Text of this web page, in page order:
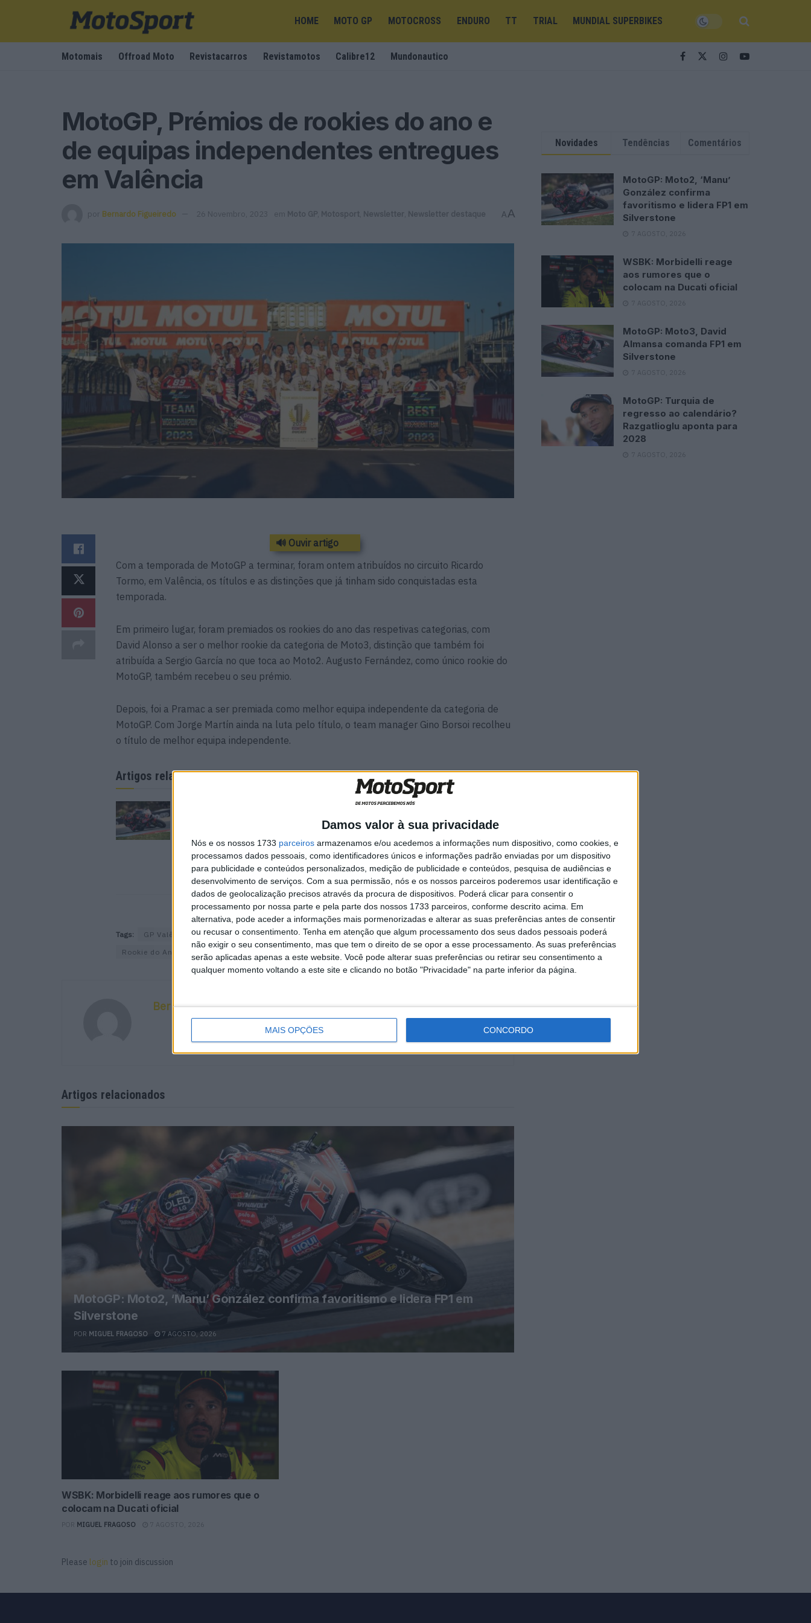
Damos valor à sua privacidade
Nós e os nossos 1733 parceiros armazenamos e/ou acedemos a informações num dispositivo, como cookies, e
processamos dados pessoais, como identificadores únicos e informações padrão enviadas por um dispositivo
para publicidade e conteúdos personalizados, medição de publicidade e conteúdos, pesquisa de audiências e
desenvolvimento de serviços. Com a sua permissão, nós e os nossos parceiros poderemos usar identificação e
dados de geolocalização precisos através da procura de dispositivos. Poderá clicar para consentir o
processamento por nossa parte e pela parte dos nossos 1733 parceiros, conforme descrito acima. Em
alternativa, pode aceder a informações mais pormenorizadas e alterar as suas preferências antes de consentir
ou recusar o consentimento. Tenha em atenção que algum processamento dos seus dados pessoais poderá
não exigir o seu consentimento, mas que tem o direito de se opor a esse processamento. As suas preferências
serão aplicadas apenas a este website. Você pode alterar suas preferências ou retirar seu consentimento a
qualquer momento voltando a este site e clicando no botão "Privacidade" na parte inferior da página.
MAIS OPÇÕES CONCORDO
HOME MOTO GP MOTOCROSS ENDURO TT TRIAL MUNDIAL SUPERBIKES
Motomais Offroad Moto Revistacarros Revistamotos Calibre12 Mundonautico
MotoGP, Prémios de rookies do ano e
de equipas independentes entregues
em Valência
por Bernardo Figueiredo 26 Novembro, 2023 em Moto GP Motosport Newsletter Newsletter destaque AA
🔊 Ouvir artigo
Com a temporada de MotoGP a terminar, foram ontem atribuídos no circuito Ricardo
Tormo, em Valência, os títulos e as distinções que já tinham sido conquistadas esta
temporada.
Em primeiro lugar, foram premiados os rookies do ano das respetivas categorias, com
David Alonso a ser o melhor rookie da categoria de Moto3, distinção que também foi
atribuída a Sergio García no que toca ao Moto2. Augusto Fernández, como único rookie do
MotoGP, também recebeu o seu prémio.
Depois, foi a Pramac a ser premiada como melhor equipa independente da categoria de
MotoGP. Com Jorge Martín ainda na luta pelo título, o team manager Gino Borsoi recolheu
o título de melhor equipa independente.
Artigos relacionados
Silverstone
7 AGOSTO, 2026
WSBK: Morbidelli reage aos
rumores que o colocam na
Ducati oficial
7 AGOSTO, 2026
Tags: GP Valência 2023 Moto2 Moto3 MotoGP MotoGP 2023
Pramac
Rookie do Ano
Bernardo Figueiredo
Artigos relacionados
MotoGP: Moto2, ‘Manu’ González confirma favoritismo e lidera FP1 em
Silverstone
POR MIGUEL FRAGOSO 7 AGOSTO, 2026
WSBK: Morbidelli reage aos rumores que o
colocam na Ducati oficial
MIGUEL FRAGOSO 7 AGOSTO, 2026
Please login to join discussion
Novidades Tendências Comentários
MotoGP: Moto2, ‘Manu’
González confirma
favoritismo e lidera FP1 em
Silverstone
7 AGOSTO, 2026
WSBK: Morbidelli reage
aos rumores que o
colocam na Ducati oficial
7 AGOSTO, 2026
MotoGP: Moto3, David
Almansa comanda FP1 em
Silverstone
7 AGOSTO, 2026
MotoGP: Turquia de
regresso ao calendário?
Razgatlioglu aponta para
2028
7 AGOSTO, 2026